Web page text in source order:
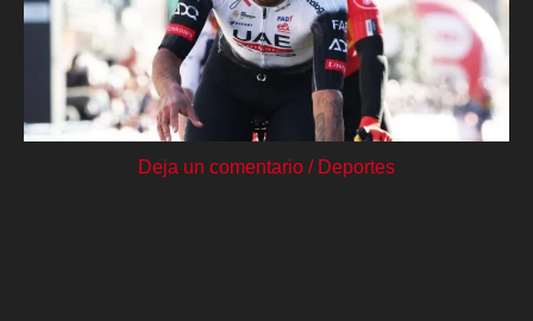
Deja un comentario / Deportes